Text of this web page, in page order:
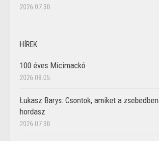
2026.07.30.
HÍREK
100 éves Micimackó
2026.08.05.
Łukasz Barys: Csontok, amiket a zsebedben
hordasz
2026.07.30.